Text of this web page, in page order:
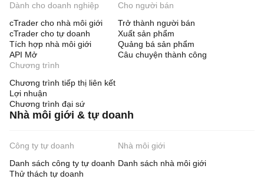
Dành cho doanh nghiệp
cTrader cho nhà môi giới
cTrader cho tự doanh
Tích hợp nhà môi giới
API Mở
Cho người bán
Trở thành người bán
Xuất sản phẩm
Quảng bá sản phẩm
Câu chuyện thành công
Chương trình
Chương trình tiếp thị liên kết
Lợi nhuận
Chương trình đại sứ
Nhà môi giới & tự doanh
Công ty tự doanh
Danh sách công ty tự doanh
Thử thách tự doanh
Nhà môi giới
Danh sách nhà môi giới